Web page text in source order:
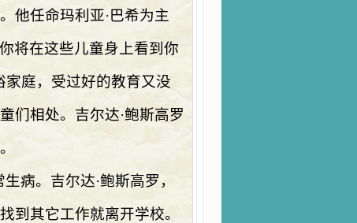
他任命玛利亚·巴希为主
将在这些儿童身上看到你
庭，受过好的教育又没
们相处。吉尔达·鲍斯高罗
病。吉尔达·鲍斯高罗，
到其它工作就离开学校。